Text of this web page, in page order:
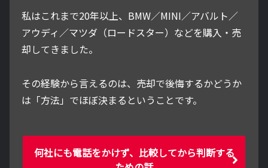
私はこれまで20年以上、BMW／MINI／アバルト／
アウディ／マツダ（ロードスター）などを購入・売
却してきました。
その経験から言えるのは、売却で後悔するかどうか
は「方法」でほぼ決まるということです。
何社にも電話をかけず、比較してから判断する